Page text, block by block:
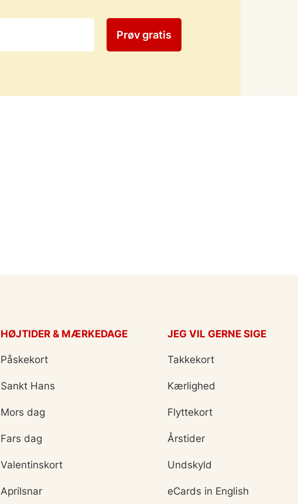
Prøv gratis
HØJTIDER & MÆRKEDAGE
Påskekort
Sankt Hans
Mors dag
Fars dag
Valentinskort
Aprilsnar
JEG VIL GERNE SIGE
Takkekort
Kærlighed
Flyttekort
Årstider
Undskyld
eCards in English